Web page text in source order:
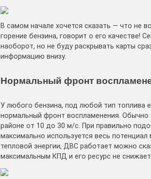
В самом начале хочется сказать — что не
горение бензина, говорит о его качестве!
наоборот, но не буду раскрывать карты
информацию внизу.
Нормальный фронт
У любого бензина, под любой тип топлива
нормальный фронт воспламенения. Обычно
районе от 10 до 30 м/с. При правильно
максимально используется весь потенциал
тепловой энергии, ДВС работает можно
максимальным КПД и его ресурс не